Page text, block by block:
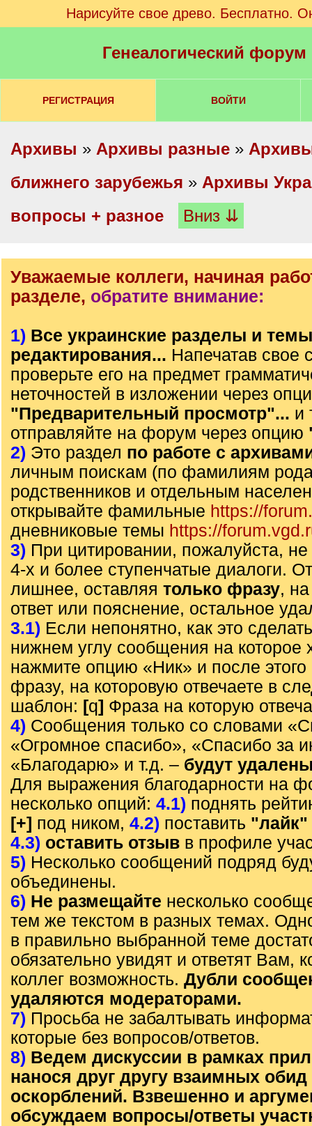
Нарисуйте свое древо. Бесплатно.
Генеалогический
РЕГИСТРАЦИЯ ВОЙТИ
Архивы » Архивы разные »
ближнего зарубежья » Архивы
вопросы + разное
Вниз ⇊
Уважаемые коллеги, начиная
разделе, обратите внимание:
1) Все украинские разделы и
редактирования... Напечатав свое
проверьте его на предмет
неточностей в изложении через
"Предварительный просмотр"... и
отправляйте на форум через опцию
2) Это раздел по работе с
личным поискам (по фамилиям
родственников и отдельным
открывайте фамильные https://
дневниковые темы https://
3) При цитировании, пожалуйста, не
4-х и более ступенчатые диалоги.
лишнее, оставляя только фразу,
ответ или пояснение, остальное
3.1) Если непонятно, как это
нижнем углу сообщения на которое
нажмите опцию «Ник» и после этого
фразу, на которовую отвечаете в
шаблон: [q] Фраза на которую
4) Сообщения только со словами
«Огромное спасибо», «Спасибо за
«Благодарю» и т.д. – будут
Для выражения благодарности на
несколько опций: 4.1) поднять
[+] под ником, 4.2) поставить "лайк"
4.3) оставить отзыв в профиле
5) Несколько сообщений подряд
объединены.
6) Не размещайте несколько
тем же текстом в разных темах.
в правильно выбранной теме
обязательно увидят и ответят Вам,
коллег возможность. Дубли
удаляются модераторами.
7) Просьба не забалтывать
которые без вопросов/ответов.
8) Ведем дискуссии в рамках
нанося друг другу взаимных обид
оскорблений. Взвешенно и
обсуждаем вопросы/ответы